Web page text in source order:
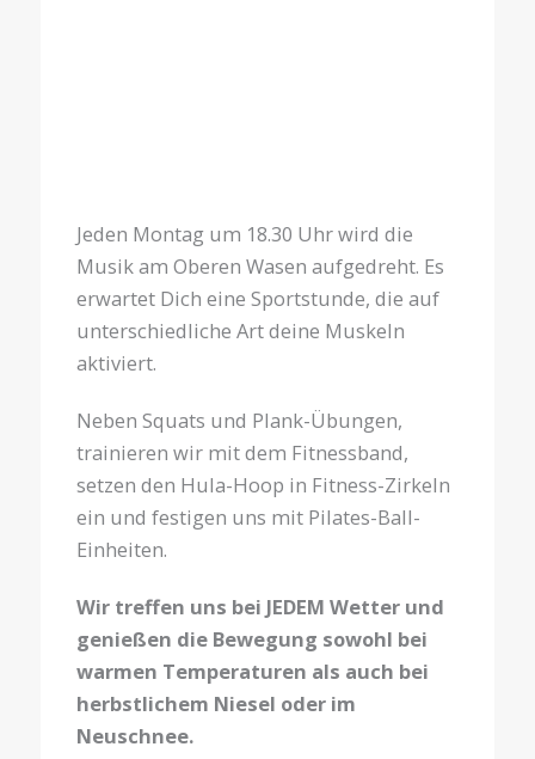
Jeden Montag um 18.30 Uhr wird die
Musik am Oberen Wasen aufgedreht. Es
erwartet Dich eine Sportstunde, die auf
unterschiedliche Art deine Muskeln
aktiviert.
Neben Squats und Plank-Übungen,
trainieren wir mit dem Fitnessband,
setzen den Hula-Hoop in Fitness-Zirkeln
ein und festigen uns mit Pilates-Ball-
Einheiten.
Wir treffen uns bei JEDEM Wetter und
genießen die Bewegung sowohl bei
warmen Temperaturen als auch bei
herbstlichem Niesel oder im
Neuschnee.